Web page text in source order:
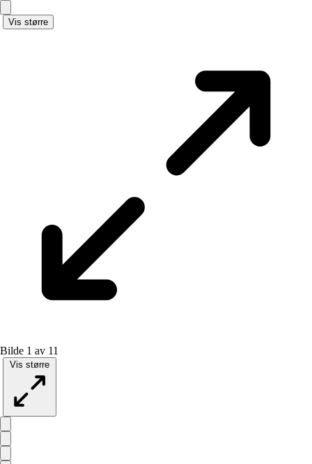
Vis større
Bilde 1 av 11
Vis større